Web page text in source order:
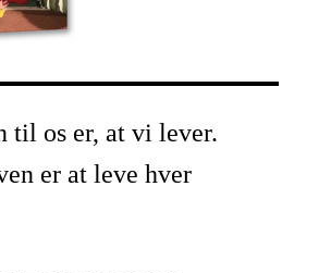
til os er, at vi lever.
er at leve hver